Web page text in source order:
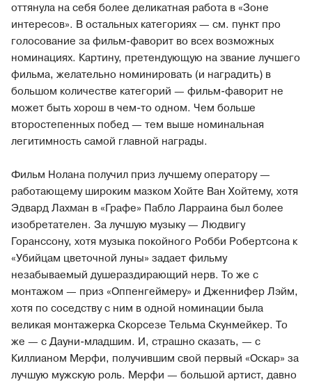
оттянула на себя более деликатная работа в «Зоне
интересов». В остальных категориях — см. пункт про
голосование за фильм-фаворит во всех возможных
номинациях. Картину, претендующую на звание лучшего
фильма, желательно номинировать (и наградить) в
большом количестве категорий — фильм-фаворит не
может быть хорош в чем-то одном. Чем больше
второстепенных побед — тем выше номинальная
легитимность самой главной награды.
Фильм Нолана получил приз лучшему оператору —
работающему широким мазком Хойте Ван Хойтему, хотя
Эдвард Лахман в «Графе» Пабло Ларраина был более
изобретателен. За лучшую музыку — Людвигу
Горанссону, хотя музыка покойного Робби Робертсона к
«Убийцам цветочной луны» задает фильму
незабываемый душераздирающий нерв. То же с
монтажом — приз «Оппенгеймеру» и Дженнифер Лэйм,
хотя по соседству с ним в одной номинации была
великая монтажерка Скорсезе Тельма Скунмейкер. То
же — с Дауни-младшим. И, страшно сказать, — с
Киллианом Мерфи, получившим свой первый «Оскар» за
лучшую мужскую роль. Мерфи — большой артист, давно